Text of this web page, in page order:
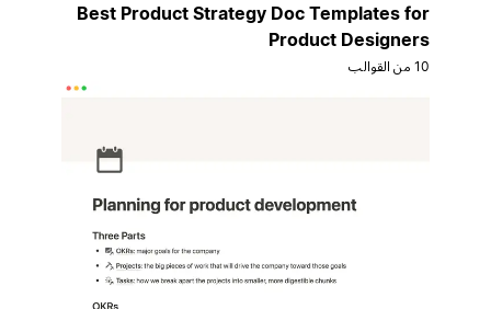
Best Product Strategy Doc Templates for
Product Designers